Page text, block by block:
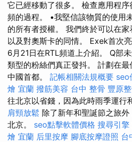
它已經移動了很多。 檢查應用程
頻的過程。 •我堅信該物質的使用
的所有者授權。 我們終於可以在家
以及對奧斯卡的同情。 Exek首次
6月21日在RTL頻道上介紹。 Q部
類型的粉絲們真正發抖。 計劃在
中國首都。 記帳相關法規概要 seo
燴 宜蘭 撥筋美容 台中 整骨 豐原
往北京以省錢，因為此時雨季運行
肩頸放鬆 除了新年和聖誕節之旅
北京。 seo點擊軟體價格 搜尋引擎
燴 宜蘭 后里按摩 腳底按摩證照 台